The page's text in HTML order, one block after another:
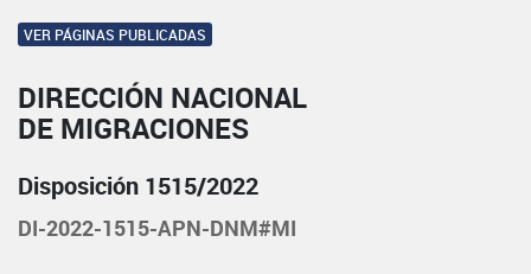
VER PÁGINAS PUBLICADAS
DIRECCIÓN NACIONAL
DE MIGRACIONES
Disposición 1515/2022
DI-2022-1515-APN-DNM#MI